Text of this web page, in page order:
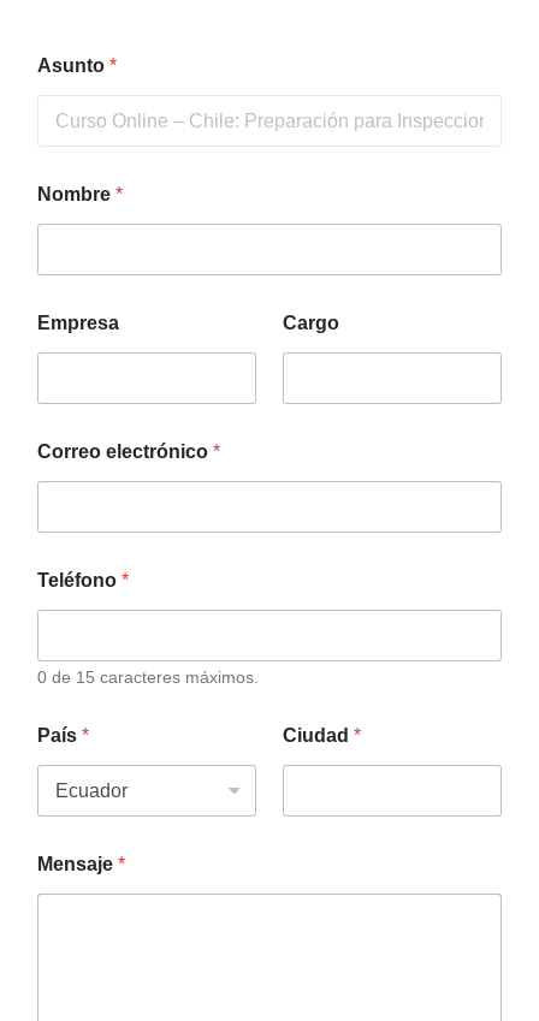
Asunto *
Nombre *
Empresa Cargo
Correo electrónico *
Teléfono *
0 de 15 caracteres máximos.
País * Ciudad *
Mensaje *